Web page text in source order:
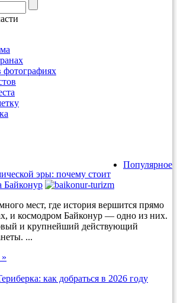
фотографиях
Популярное
эры: почему стоит
Байконур
мест, где история вершится прямо
и космодром Байконур — одно из них.
и крупнейший действующий
...
как добраться в 2026 году